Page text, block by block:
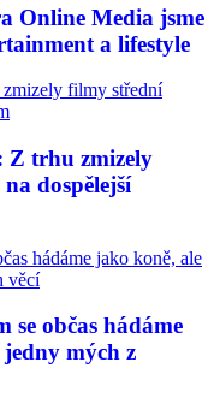
Online Media jsme
a lifestyle
Z trhu zmizely
dospělejší
se občas hádáme
mých z